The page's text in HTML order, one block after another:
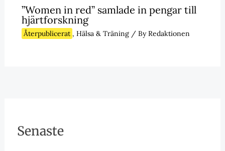
”Women in red” samlade in pengar till
hjärtforskning
Återpublicerat , Hälsa & Träning/ ByRedaktionen
Senaste